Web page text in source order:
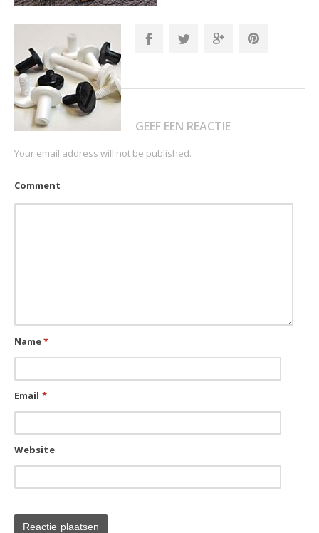
GEEF EEN REACTIE
Your email address will not be published.
Comment
Name*
Email *
Website